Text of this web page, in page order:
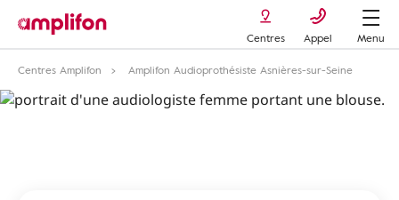
Centres Appel
Menu
Centres Amplifon
Amplifon Audioprothésiste Asnières-sur-Seine